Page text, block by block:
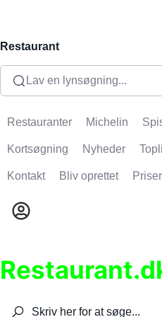
Restaurant
Lav en lynsøgning...
Restauranter Michelin
Kortsøgning Nyheder
Kontakt Bliv oprettet Priser